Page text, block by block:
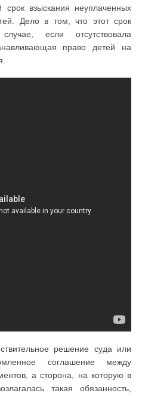
срок взыскания неуплаченных
Дело в том, что этот срок
если отсутствовала
право детей на
решение суда или
соглашение между
а сторона, на которую в
такая обязанность,